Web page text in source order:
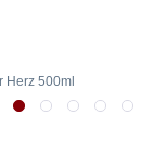
Herz 500ml